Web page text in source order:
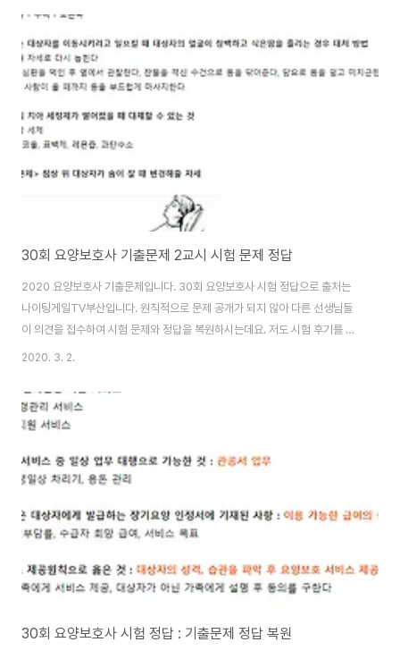
사 시험 정답 주황색이 정답이며 두꺼운 글씨가 시험문제입니다. 1. 현대 사회
의 가족 관계 변화와 노인 부양에 관한 설명으로 옳은 것은? : 공적 노인 부양의
비중이 높아지고 있다. 2. 다음 중 노인이 적응하기 어렵고, 심한 고독감을 느끼
게 되는 상황은? : 친한 친구의 죽음 3. 다음에서 설명하는 노인 복지 원..
30회 요양보호사 기출문제 2교시 시험 문제 정답
2020 요양보호사 기출문제입니다. 30회 요양보호사 시험 정답으로 출처는
나이팅게일TV부산입니다. 원칙적으로 문제 공개가 되지 않아 다른 선생님들
이 의견을 접수하여 시험 문제와 정답을 복원하시는데요. 저도 시험 후기를 찾
아보니 시험 횟수가 2020년부터 1회 늘어난 만큼 난이도 역시 높아졌다고 합
호사 기출문제 찾는 분들이 많은 만큼 관심도 또한 높아 난이도는 우상향하지
않을까 싶어요. 요양보호사 30회 기출문제 시험 문제와 정답30회 2교시 왼쪽
누워있는 대상자를 이동시키려고 일으킬 때 대상자의 얼굴이 창백하고 식은땀
을 흘리는 경우 대처 방법..
2020. 3. 2.
30회 요양보호사 시험 정답 : 기출문제 정답 복원